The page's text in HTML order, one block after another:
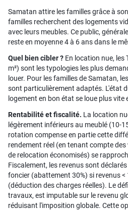
Samatan attire les familles grâce à
familles recherchent des logements
avec leurs meubles. Ce public,
reste en moyenne 4 à 6 ans dans le
Quel bien cibler ? En location nue, les
m²) sont les typologies les plus
louer. Pour les familles de Samatan,
sont particulièrement adaptés. L'état
logement en bon état se loue plus vite
Rentabilité et fiscalité. La location
légèrement inférieurs au meublé (10-
rotation compense en partie cette
rendement réel (en tenant compte
de relocation économisés) se
Fiscalement, les revenus sont
foncier (abattement 30%) si revenus <
(déduction des charges réelles). Le
travaux, est imputable sur le revenu
réduisant l'imposition globale. Cette